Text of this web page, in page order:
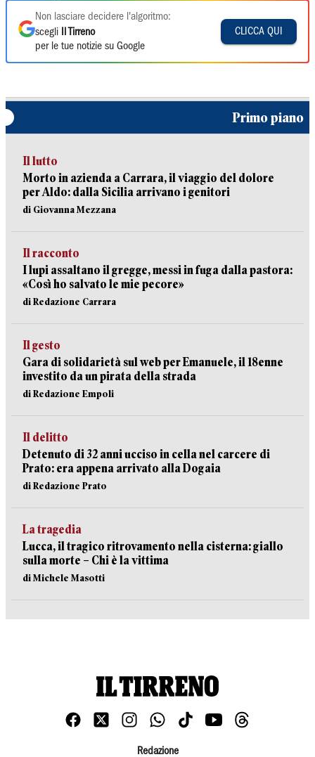
Non lasciare decidere l'algoritmo:
scegli
Il Tirreno
per le tue notizie su Google
CLICCA QUI
Primo piano
Il lutto
Morto in azienda a Carrara, il viaggio del dolore
per Aldo: dalla Sicilia arrivano i genitori
di Giovanna Mezzana
Il racconto
I lupi assaltano il gregge, messi in fuga dalla pastora:
«Così ho salvato le mie pecore»
di Redazione Carrara
Il gesto
Gara di solidarietà sul web per Emanuele, il 18enne
investito da un pirata della strada
di Redazione Empoli
Il delitto
Detenuto di 32 anni ucciso in cella nel carcere di
Prato: era appena arrivato alla Dogaia
di Redazione Prato
La tragedia
Lucca, il tragico ritrovamento nella cisterna: giallo
sulla morte – Chi è la vittima
di Michele Masotti
Redazione